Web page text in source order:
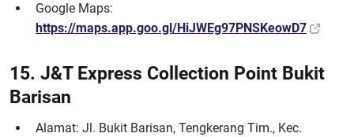
Google Maps:
https://maps.app.goo.gl/HiJWEg97PNSKeowD7
15. J&T Express Collection Point Bukit
Barisan
Alamat: Jl. Bukit Barisan, Tengkerang Tim., Kec.